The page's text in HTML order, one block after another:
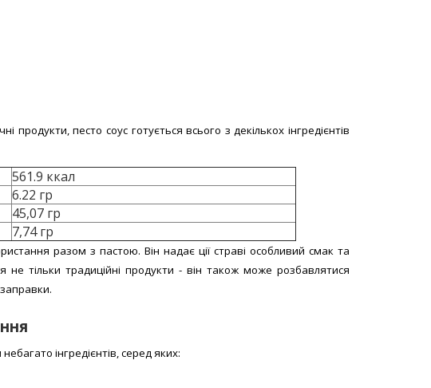
продукти, песто соус готується всього з декількох інгредієнтів
561.9 ккал
6.22 гр
45,07 гр
7,74 гр
разом з пастою. Він надає ції страві особливий смак та
не тільки традиційні продукти - він також може розбавлятися
інгредієнтів, серед яких: